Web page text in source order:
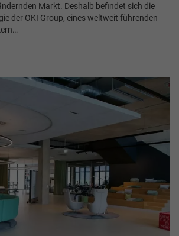
Markt. Deshalb befindet sich die
der OKI Group, eines weltweit führenden